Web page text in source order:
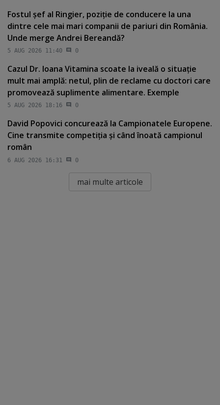
Fostul şef al Ringier, poziţie de conducere la una
dintre cele mai mari companii de pariuri din România.
Unde merge Andrei Bereandă?
5 AUG 2026 11:40 0
Cazul Dr. Ioana Vitamina scoate la iveală o situaţie
mult mai amplă: netul, plin de reclame cu doctori care
promovează suplimente alimentare. Exemple
5 AUG 2026 18:16 0
David Popovici concurează la Campionatele Europene.
Cine transmite competiţia şi când înoată campionul
român
6 AUG 2026 16:31 0
mai multe articole